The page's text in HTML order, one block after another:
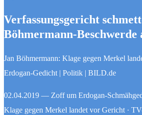
Verfassungsgericht
Böhmermann-Beschwerde
Jan Böhmermann: Klage gegen Merkel
Erdogan-Gedicht | Politik | BILD.de
02.04.2019 — Zoff um Erdogan-
Klage gegen Merkel landet vor Gericht ·